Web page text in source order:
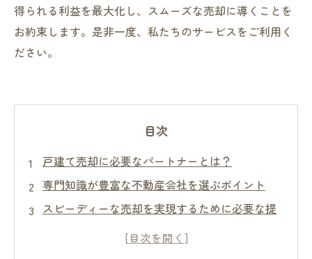
得られる利益を最大化し、スムーズな売却に導くことを
お約束します。是非一度、私たちのサービスをご利用く
ださい。
目次
戸建て売却に必要なパートナーとは？
専門知識が豊富な不動産会社を選ぶポイント
スピーディーな売却を実現するために必要な提